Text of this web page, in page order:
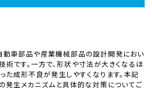
動車部品や産業機械部品の設計開発におい
です。一方で、形状や寸法が大きくなるほ
た成形不良が発生しやすくなります。本記
発生メカニズムと具体的な対策についてご